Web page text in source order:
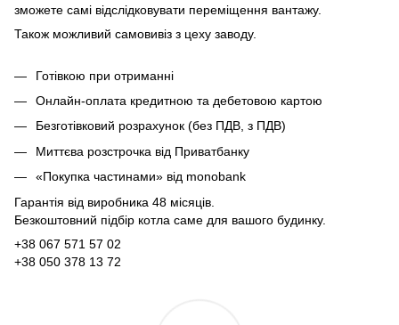
зможете самі відслідковувати переміщення вантажу.
Також можливий самовивіз з цеху заводу.
Готівкою при отриманні
Онлайн-оплата кредитною та дебетовою картою
Безготівковий розрахунок (без ПДВ, з ПДВ)
Миттєва розстрочка від Приватбанку
«Покупка частинами» від monobank
Гарантія від виробника 48 місяців.
Безкоштовний підбір котла саме для вашого будинку.
+38 067 571 57 02
+38 050 378 13 72